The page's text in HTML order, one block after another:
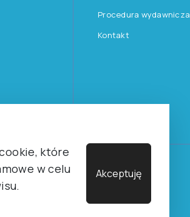
które
w celu
Akceptuję
Procedura wydawnicza
Kontakt
sp. z o.o.